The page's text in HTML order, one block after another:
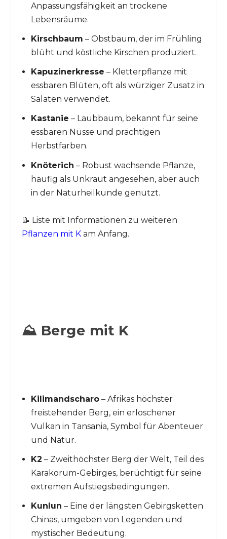
Anpassungsfähigkeit an trockene
Lebensräume.
Kirschbaum – Obstbaum, der im Frühling
blüht und köstliche Kirschen produziert.
Kapuzinerkresse – Kletterpflanze mit
essbaren Blüten, oft als würziger Zusatz in
Salaten verwendet.
Kastanie – Laubbaum, bekannt für seine
essbaren Nüsse und prächtigen
Herbstfarben.
Knöterich – Robust wachsende Pflanze,
häufig als Unkraut angesehen, aber auch
in der Naturheilkunde genutzt.
📝 Liste mit Informationen zu weiteren
Pflanzen mit Kam Anfang.
⛰️ Berge mit K
Kilimandscharo– Afrikas höchster
freistehender Berg, ein erloschener
Vulkan in Tansania, Symbol für Abenteuer
und Natur.
K2 – Zweithöchster Berg der Welt, Teil des
Karakorum-Gebirges, berüchtigt für seine
extremen Aufstiegsbedingungen.
Kunlun – Eine der längsten Gebirgsketten
Chinas, umgeben von Legenden und
mystischer Bedeutung.